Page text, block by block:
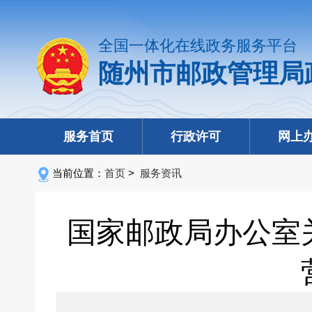
全国一体化在线政务服务平台
随州市邮政管理
服务首页 行政许可 网上
当前位置： 首页 > 服务资讯
国家邮政局办公